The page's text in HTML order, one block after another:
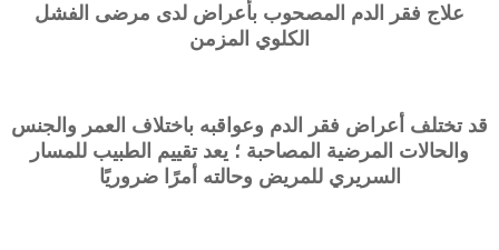
علاج فقر الدم المصحوب بأعراض لدى مرضى الفشل
الكلوي المزمن
قد تختلف أعراض فقر الدم وعواقبه باختلاف العمر والجنس
والحالات المرضية المصاحبة ؛ يعد تقييم الطبيب للمسار
السريري للمريض وحالته أمرًا ضروريًا